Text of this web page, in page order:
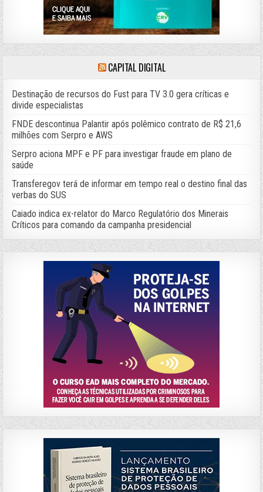
CAPITAL DIGITAL
Destinação de recursos do Fust para TV 3.0 gera críticas e
divide especialistas
FNDE descontinua Palantir após polêmico contrato de R$ 21,6
milhões com Serpro e AWS
Serpro aciona MPF e PF para investigar fraude em plano de
saúde
Transferegov terá de informar em tempo real o destino final das
verbas do SUS
Caiado indica ex-relator do Marco Regulatório dos Minerais
Críticos para comando da campanha presidencial